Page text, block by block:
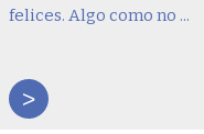
felices. Algo como no ...
>